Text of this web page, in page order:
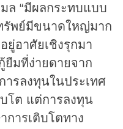
ล “มีผลกระทบแบบ
รัพย์มีขนาดใหญ่มาก
ยู่อาศัยเชิงรุกมา
ยืมที่ง่ายดายจาก
ารลงทุนในประเทศ
โต แต่การลงทุน
การเติบโตทาง